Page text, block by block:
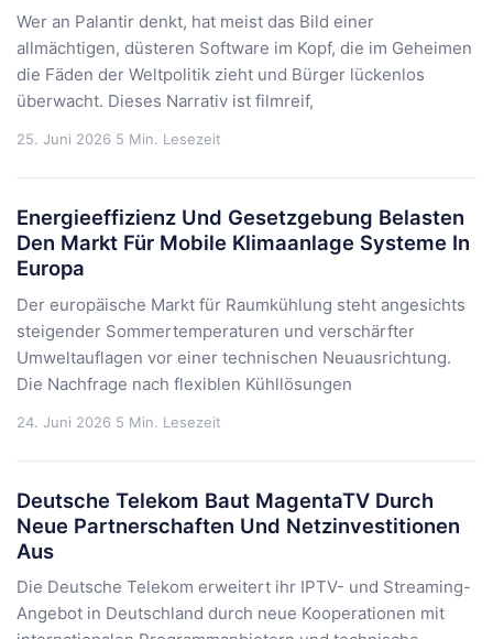
Wer an Palantir denkt, hat meist das Bild einer
allmächtigen, düsteren Software im Kopf, die im Geheimen
die Fäden der Weltpolitik zieht und Bürger lückenlos
überwacht. Dieses Narrativ ist filmreif,
25. Juni 2026 5 Min. Lesezeit
Energieeffizienz Und Gesetzgebung Belasten
Den Markt Für Mobile Klimaanlage Systeme In
Europa
Der europäische Markt für Raumkühlung steht angesichts
steigender Sommertemperaturen und verschärfter
Umweltauflagen vor einer technischen Neuausrichtung.
Die Nachfrage nach flexiblen Kühllösungen
24. Juni 2026 5 Min. Lesezeit
Deutsche Telekom Baut MagentaTV Durch
Neue Partnerschaften Und Netzinvestitionen
Aus
Die Deutsche Telekom erweitert ihr IPTV- und Streaming-
Angebot in Deutschland durch neue Kooperationen mit